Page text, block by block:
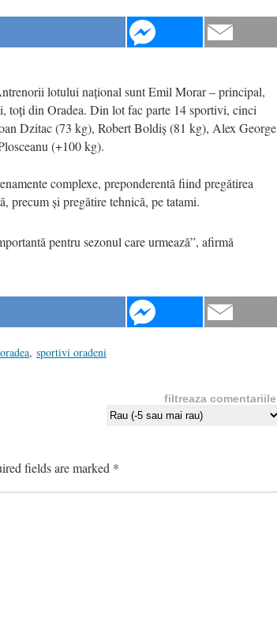
lotului național sunt Emil Morar – principal,
toți din Oradea. Din lot fac parte 14 sportivi, cinci
Dzitac (73 kg), Robert Boldiș (81 kg), Alex George
(+100 kg).
complexe, preponderentă fiind pregătirea
precum și pregătire tehnică, pe tatami.
pentru sezonul care urmează”, afirmă
oradea, sportivi oradeni
filtreaza comentariile
fields are marked *